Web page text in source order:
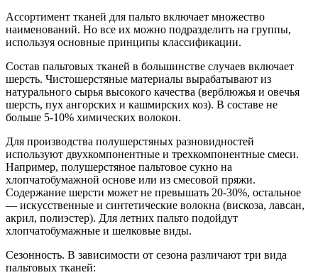
Ассортимент тканей для пальто включает множество
наименований. Но все их можно подразделить на группы,
используя основные принципы классификации.
Состав пальтовых тканей в большинстве случаев включает
шерсть. Чистошерстяные материалы вырабатывают из
натурального сырья высокого качества (верблюжья и овечья
шерсть, пух ангорских и кашмирских коз). В составе не
больше 5-10% химических волокон.
Для производства полушерстяных разновидностей
используют двухкомпонентные и трехкомпонентные смеси.
Например, полушерстяное пальтовое сукно на
хлопчатобумажной основе или из смесовой пряжи.
Содержание шерсти может не превышать 20-30%, остальное
— искусственные и синтетические волокна (вискоза, лавсан,
акрил, полиэстер). Для летних пальто подойдут
хлопчатобумажные и шелковые виды.
Сезонность. В зависимости от сезона различают три вида
пальтовых тканей: